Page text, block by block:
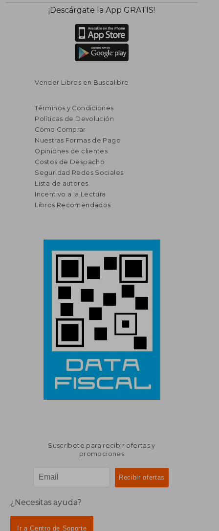
¡Descárgate la App GRATIS!
Vender Libros en Buscalibre
Términos y Condiciones
Políticas de Devolución
Cómo Comprar
Nuestras Formas de Pago
Opiniones de clientes
Costos de Despacho
Seguridad Redes Sociales
Lista de autores
Incentivo a la Lectura
Libros Recomendados
Suscríbete para recibir ofertas y
promociones
¿Necesitas ayuda?
Ir a Centro de Soporte